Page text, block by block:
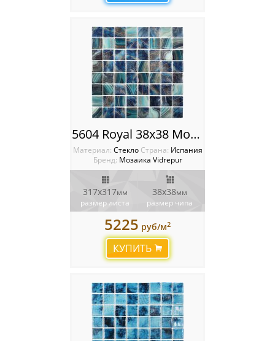
5604 Royal 38x38 Мозаика Vidrepur Nature
Материал: Стекло Cтрана: Испания
Бренд: Мозаика Vidrepur
317х317мм
размер листа
38х38мм
размер чипа
5225 руб/м2
КУПИТЬ